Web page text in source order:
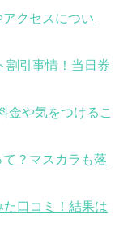
クセスについ
割引事情！当日券
金や気をつけるこ
？マスカラも落
口コミ！結果は